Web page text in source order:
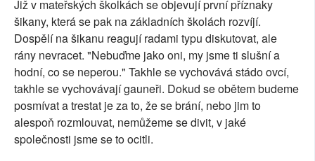
Již v mateřských školkách se objevují první příznaky
šikany, která se pak na základních školách rozvíjí.
Dospělí na šikanu reagují radami typu diskutovat, ale
rány nevracet. "Nebuďme jako oni, my jsme ti slušní a
hodní, co se neperou." Takhle se vychovává stádo ovcí,
takhle se vychovávají gauneři. Dokud se obětem budeme
posmívat a trestat je za to, že se brání, nebo jim to
alespoň rozmlouvat, nemůžeme se divit, v jaké
společnosti jsme se to ocitli.